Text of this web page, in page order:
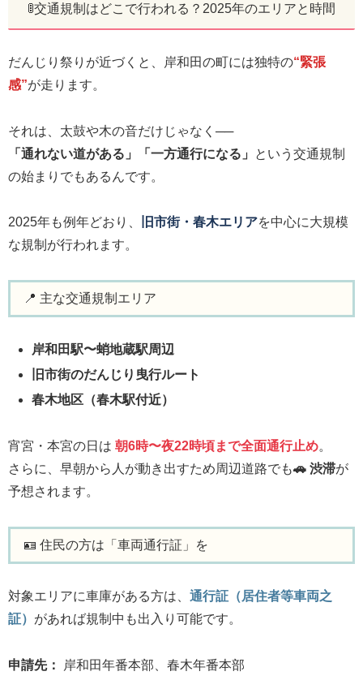
🚦交通規制はどこで行われる？2025年のエリアと時間
だんじり祭りが近づくと、岸和田の町には独特の“緊張
感”が走ります。
それは、太鼓や木の音だけじゃなく──
「通れない道がある」「一方通行になる」
という交通規制
の始まりでもあるんです。
2025年も例年どおり、 旧市街・春木エリアを中心に大規模
な規制が行われます。
📍 主な交通規制エリア
岸和田駅〜蛸地蔵駅周辺
旧市街のだんじり曳行ルート
春木地区（春木駅付近）
宵宮・本宮の日は 朝6時〜夜22時頃まで全面通行止め。
さらに、早朝から人が動き出すため周辺道路でも🚗 渋滞が
予想されます。
🪪 住民の方は「車両通行証」を
対象エリアに車庫がある方は、 通行証（居住者等車両之
証） があれば規制中も出入り可能です。
申請先： 岸和田年番本部、春木年番本部